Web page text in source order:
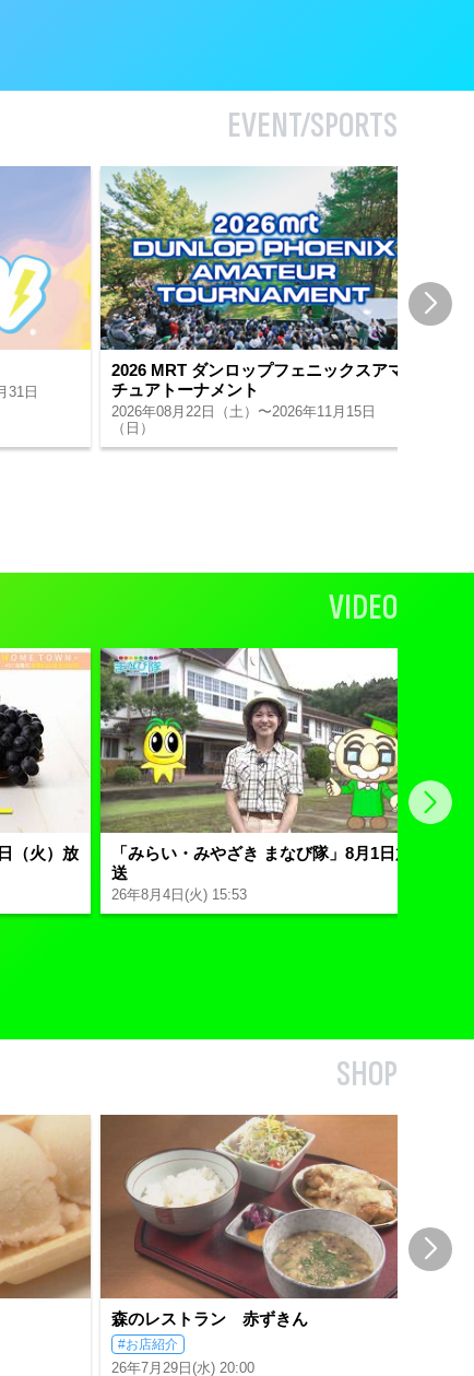
EVENT/SPORTS
31日
2026 MRT ダンロップフェニックスアマ
チュアトーナメント
2026年08月22日（土）〜2026年11月15日
（日）
VIDEO
（火）放
「みらい・みやざき まなび隊」8月1日放
送
26年8月4日(火) 15:53
SHOP
森のレストラン 赤ずきん
#お店紹介
26年7月29日(水) 20:00